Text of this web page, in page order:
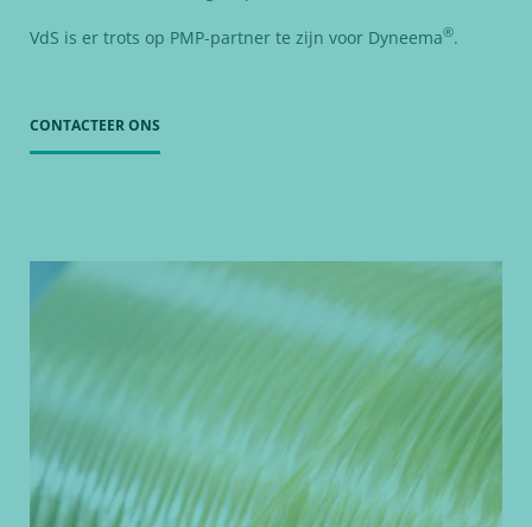
VdS is er trots op PMP-partner te zijn voor Dyneema®.
CONTACTEER ONS